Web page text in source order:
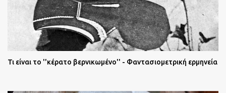
Τι είναι το ''κέρατο βερνικωμένο'' - Φαντασιομετρική ερμηνεία